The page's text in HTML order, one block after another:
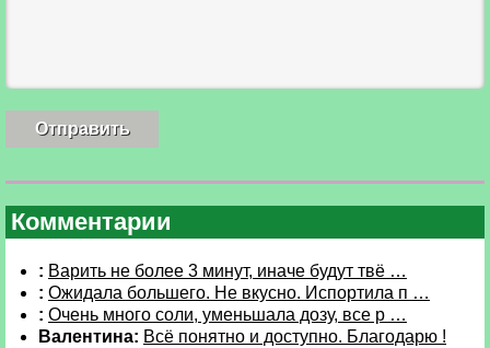
Комментарии
: Варить не более 3 минут, иначе будут твё …
: Ожидала большего. Не вкусно. Испортила п …
: Очень много соли, уменьшала дозу, все р …
Валентина: Всё понятно и доступно. Благодарю !